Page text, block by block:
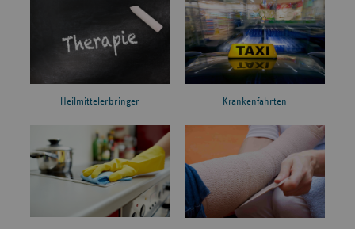
Heilmittelerbringer Krankenfahrten